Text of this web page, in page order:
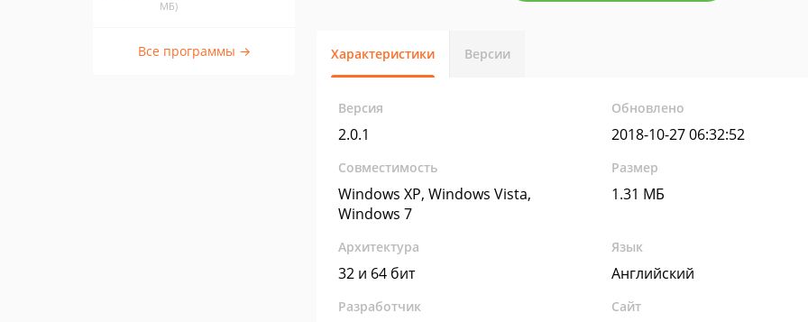
МБ)
Все программы → Характеристики Версии
Версия
2.0.1
Обновлено
2018-10-27 06:32:52
Совместимость
Windows XP, Windows Vista,
Windows 7
Размер
1.31 МБ
Архитектура
32 и 64 бит
Язык
Английский
Разработчик Сайт